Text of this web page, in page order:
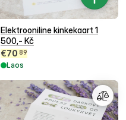
Elektrooniline kinkekaart 1
500,- Kč
€70 89
Laos